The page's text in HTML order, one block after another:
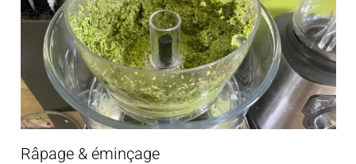
Râpage & éminçage